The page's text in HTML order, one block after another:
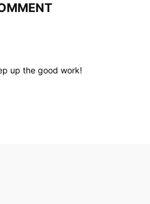
up the good work!